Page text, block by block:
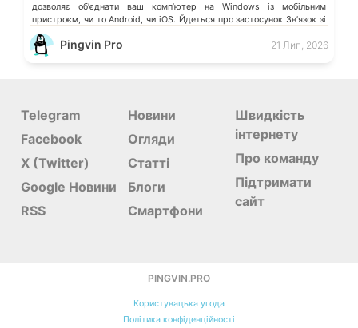
дозволяє обʼєднати ваш компʼютер на Windows із мобільним
пристроєм, чи то Android, чи iOS. Йдеться про застосунок Звʼязок зі
смартфоном (Phone Link) від Microsoft, що перетворює ваш ПК на
своєрідний «міст» до функцій смартфона.
Pingvin Pro 21 Лип, 2026
Telegram
Facebook
X (Twitter)
Google Новини
RSS
Новини
Огляди
Статті
Блоги
Смартфони
Швидкість
інтернету
Про команду
Підтримати
сайт
PINGVIN.PRO
Користувацька угода
Політика конфіденційності